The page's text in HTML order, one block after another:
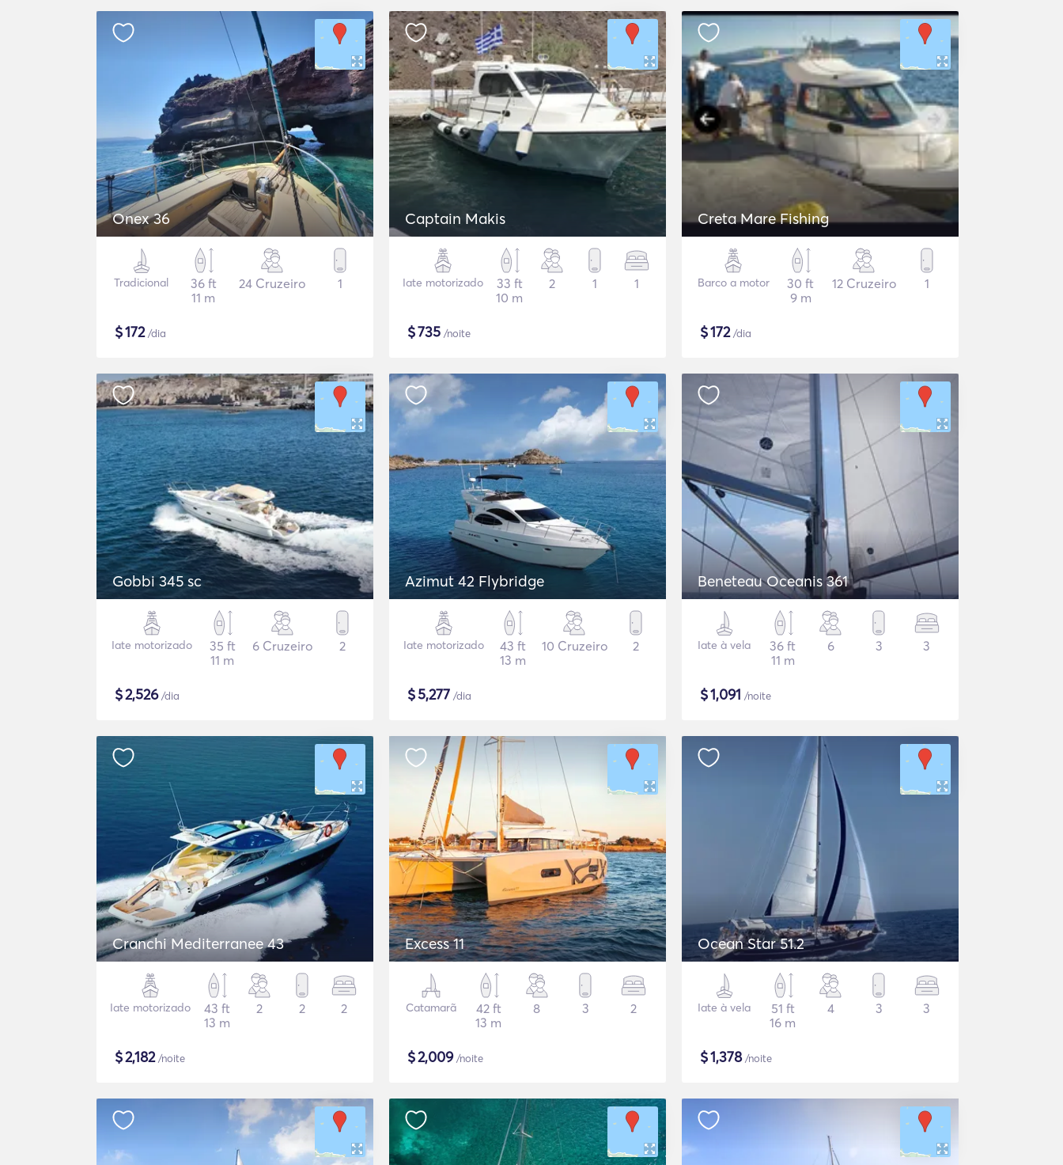
Onex 36
Tradicional
36 ft
11 m
24 Cruzeiro 1
$172/dia
Captain Makis
Iate motorizado
33 ft
10 m
2 1 1
$735 /noite
Creta Mare Fishing
Barco a motor
30 ft
9 m
12 Cruzeiro 1
$172/dia
Gobbi 345 sc
Iate motorizado
35 ft
11 m
6 Cruzeiro 2
$2,526/dia
Azimut 42 Flybridge
Iate motorizado
43 ft
13 m
10 Cruzeiro 2
$5,277 /dia
Beneteau Oceanis 361
Iate à vela
36 ft
11 m
6 3 3
$1,091 /noite
Cranchi Mediterranee 43
Iate motorizado
43 ft
13 m
2 2 2
$2,182/noite
Excess 11
Catamarã
42 ft
13 m
8 3 2
$2,009/noite
Ocean Star 51.2
Iate à vela
51 ft
16 m
4 3 3
$1,378/noite